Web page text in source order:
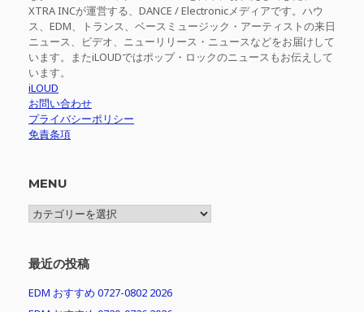
XTRA INCが運営する、DANCE / Electronicメディアです。ハウ
ス、EDM、トランス、ベースミュージック・アーティストの来日
ニュース、ビデオ、ニューリリース・ニュースなどをお届けして
います。またiLOUDではポップ・ロックのニュースもお伝えして
います。
iLOUD
お問い合わせ
プライバシーポリシー
免責条項
MENU
MENU
最近の投稿
EDM おすすめ 0727-0802 2026